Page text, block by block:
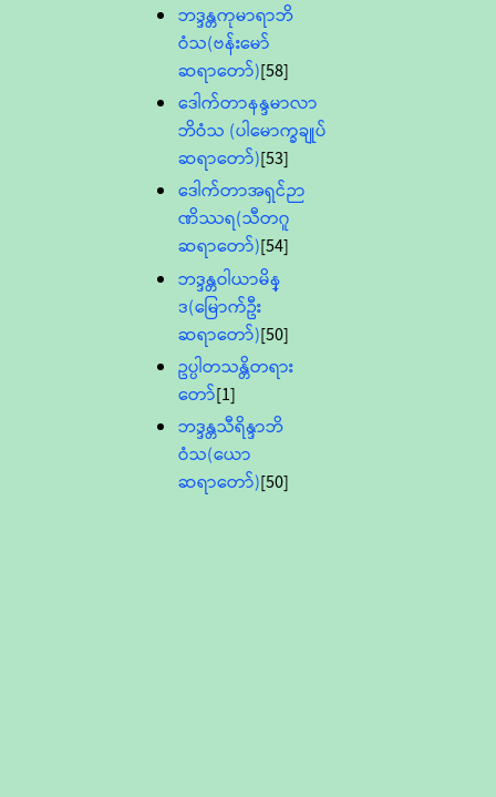
ဘဒ္ဒန္တကုမာရာဘိ
ဝံသ(ဗန်းမော်
ဆရာတော်)[58]
ဒေါက်တာနန္ဒမာလာ
ဘိဝံသ (ပါမောက္ခချုပ်
ဆရာတော်)[53]
ဒေါက်တာအရှင်ဉာ
ဏိဿရ(သီတဂူ
ဆရာတော်)[54]
ဘဒ္ဒန္တဝါယာမိန္
ဒ(မြောက်ဦး
ဆရာတော်)[50]
ဥပ္ပါတသန္တိတရား
တော်[1]
ဘဒ္ဒန္တသီရိန္ဒာဘိ
ဝံသ(ယော
ဆရာတော်)[50]